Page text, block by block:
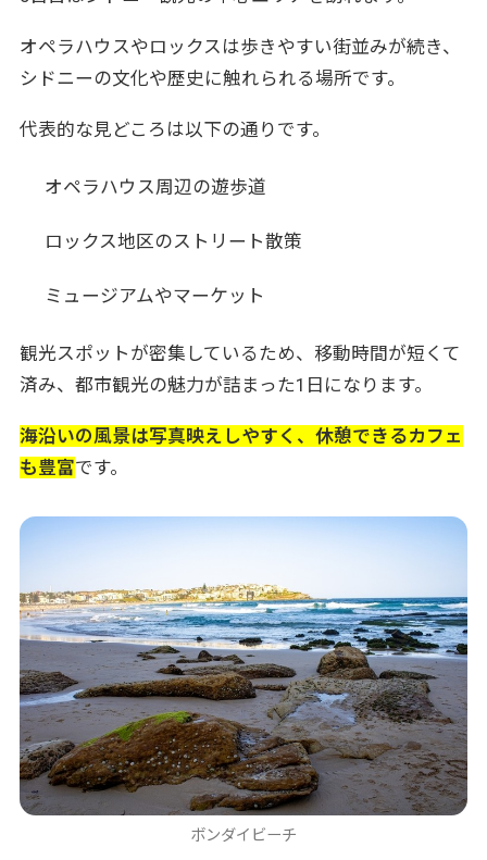
オペラハウスやロックスは歩きやすい街並みが続き、
シドニーの文化や歴史に触れられる場所です。
代表的な見どころは以下の通りです。
オペラハウス周辺の遊歩道
ロックス地区のストリート散策
ミュージアムやマーケット
観光スポットが密集しているため、移動時間が短くて
済み、都市観光の魅力が詰まった1日になります。
海沿いの風景は写真映えしやすく、休憩できるカフェ
も豊富です。
ボンダイビーチ